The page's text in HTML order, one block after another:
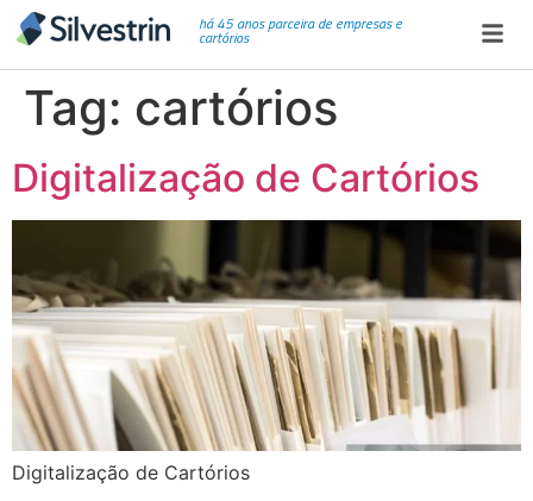
há 45 anos parceira de empresas e
cartórios
Tag: cartórios
Digitalização de Cartórios
Digitalização de Cartórios